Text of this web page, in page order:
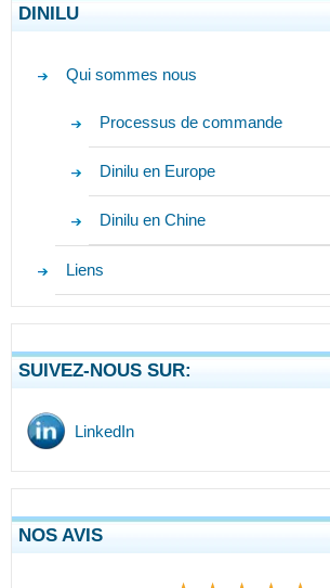
DINILU
Qui sommes nous
Processus de commande
Dinilu en Europe
Dinilu en Chine
Liens
SUIVEZ-NOUS SUR:
LinkedIn
NOS AVIS